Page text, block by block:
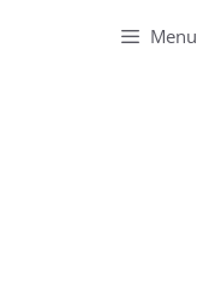
Menu